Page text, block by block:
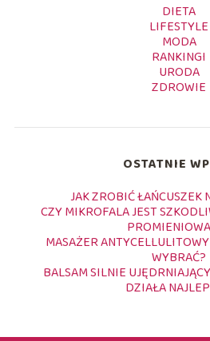
DIETA
LIFESTYLE
MODA
RANKINGI
URODA
ZDROWIE
OSTATNIE
JAK ZROBIĆ ŁAŃCUSZEK
CZY MIKROFALA JEST
MASAŻER
WYBRAĆ?
BALSAM SILNIE
DZIAŁA